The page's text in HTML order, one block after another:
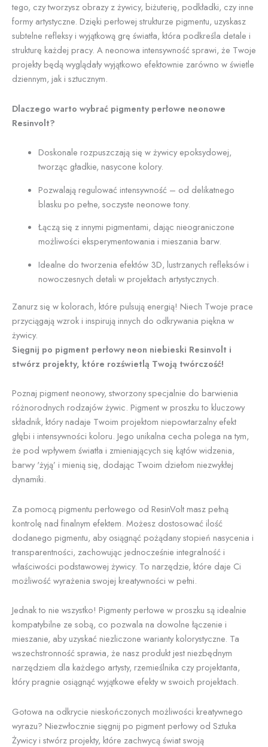
tego, czy tworzysz obrazy z żywicy, biżuterię, podkładki, czy inne
formy artystyczne. Dzięki perłowej strukturze pigmentu, uzyskasz
subtelne refleksy i wyjątkową grę światła, która podkreśla detale i
strukturę każdej pracy. A neonowa intensywność sprawi, że Twoje
projekty będą wyglądały wyjątkowo efektownie zarówno w świetle
dziennym, jak i sztucznym.
Dlaczego warto wybrać pigmenty perłowe neonowe
Resinvolt?
Doskonale rozpuszczają się w żywicy epoksydowej,
tworząc gładkie, nasycone kolory.
Pozwalają regulować intensywność – od delikatnego
blasku po pełne, soczyste neonowe tony.
Łączą się z innymi pigmentami, dając nieograniczone
możliwości eksperymentowania i mieszania barw.
Idealne do tworzenia efektów 3D, lustrzanych refleksów i
nowoczesnych detali w projektach artystycznych.
Zanurz się w kolorach, które pulsują energią! Niech Twoje prace
przyciągają wzrok i inspirują innych do odkrywania piękna w
żywicy.
Sięgnij po pigment perłowy neon niebieski Resinvolt i
stwórz projekty, które rozświetlą Twoją twórczość!
Poznaj pigment neonowy, stworzony specjalnie do barwienia
różnorodnych rodzajów żywic. Pigment w proszku to kluczowy
składnik, który nadaje Twoim projektom niepowtarzalny efekt
głębi i intensywności koloru. Jego unikalna cecha polega na tym,
że pod wpływem światła i zmieniających się kątów widzenia,
barwy 'żyją’ i mienią się, dodając Twoim dziełom niezwykłej
dynamiki.
Za pomocą pigmentu perłowego od ResinVolt masz pełną
kontrolę nad finalnym efektem. Możesz dostosować ilość
dodanego pigmentu, aby osiągnąć pożądany stopień nasycenia i
transparentności, zachowując jednocześnie integralność i
właściwości podstawowej żywicy. To narzędzie, które daje Ci
możliwość wyrażenia swojej kreatywności w pełni.
Jednak to nie wszystko! Pigmenty perłowe w proszku są idealnie
kompatybilne ze sobą, co pozwala na dowolne łączenie i
mieszanie, aby uzyskać niezliczone warianty kolorystyczne. Ta
wszechstronność sprawia, że nasz produkt jest niezbędnym
narzędziem dla każdego artysty, rzemieślnika czy projektanta,
który pragnie osiągnąć wyjątkowe efekty w swoich projektach.
Gotowa na odkrycie nieskończonych możliwości kreatywnego
wyrazu? Niezwłocznie sięgnij po pigment perłowy od Sztuka
Żywicy i stwórz projekty, które zachwycą świat swoją